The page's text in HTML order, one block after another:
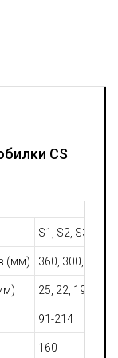
CS
S1, S2, S3
(мм) 360, 300, 235
25, 22, 19
91-214
160